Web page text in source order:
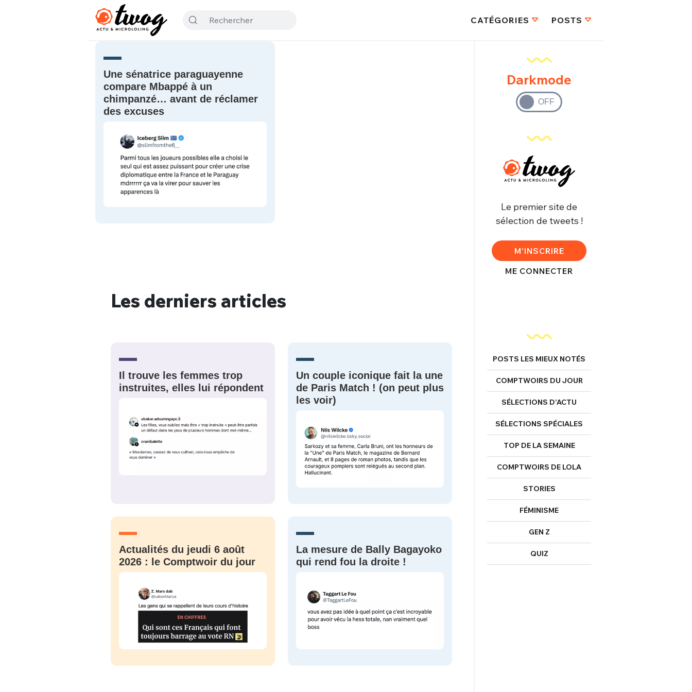
CATÉGORIES POSTS
Une sénatrice paraguayenne
compare Mbappé à un
chimpanzé… avant de réclamer
des excuses
Les derniers articles
Il trouve les femmes trop
instruites, elles lui répondent
Un couple iconique fait la une
de Paris Match ! (on peut plus
les voir)
Actualités du jeudi 6 août
2026 : le Comptwoir du jour
La mesure de Bally Bagayoko
qui rend fou la droite !
Darkmode
Le premier site de
sélection de tweets !
M'INSCRIRE
ME CONNECTER
POSTS LES MIEUX NOTÉS
COMPTWOIRS DU JOUR
SÉLECTIONS D’ACTU
SÉLECTIONS SPÉCIALES
TOP DE LA SEMAINE
COMPTWOIRS DE LOLA
STORIES
FÉMINISME
GEN Z
QUIZ
FERMER
Bienvenue !
PSEUDO
PASSWORD
Mot de passe perdu ?
FERMER
VOTRE PARTICIPATION
Que souhaitez-vous proposer ?
Quelques
tweets
sélection
M'INSCRIRE
Un Thread
C'EST PARTI